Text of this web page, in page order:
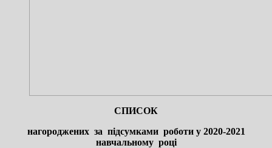
СПИСОК
нагороджених за підсумками роботи у 2020-2021
навчальному році